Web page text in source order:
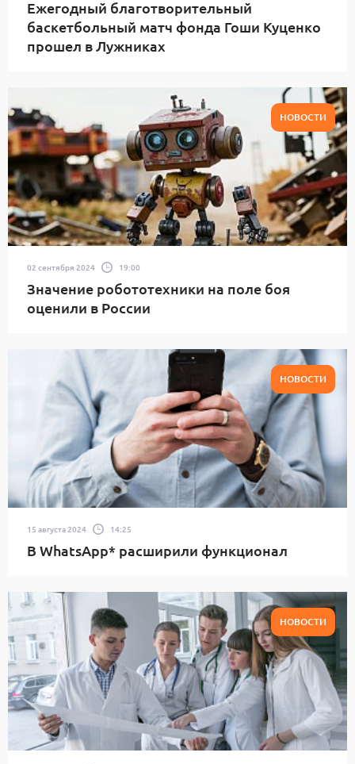
Ежегодный благотворительный
баскетбольный матч фонда Гоши Куценко
прошел в Лужниках
НОВОСТИ
02 сентября 2024 19:00
Значение робототехники на поле боя
оценили в России
НОВОСТИ
15 августа 2024 14:25
В WhatsApp* расширили функционал
НОВОСТИ